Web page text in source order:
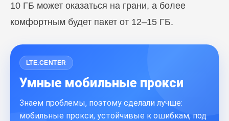
10 ГБ может оказаться на грани, а более
комфортным будет пакет от 12–15 ГБ.
LTE.CENTER
Умные мобильные прокси
Знаем проблемы, поэтому сделали лучше:
мобильные прокси, устойчивые к ошибкам, под